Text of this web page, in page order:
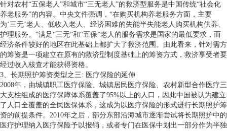
针对农村“五保老人”和城市“三无老人”的救济型服务是中国传统“社会化
养老服务”的内容。中央文件强调，“在购买机构养老服务方面，主要
为‘三无’老人、低收入老人、经济困难的失能半失能老人购买机构供养、
护理服务。”满足“三无”和“五保”老人的服务需求是国家的最低要求，而
经济条件较好的地区在此基础上都扩大了救济范围。由此看来，针对需方
的筹资是一项建立在原有的救济型制度基础上的筹资方式，救济享受者要
经过收入核查才能获得资格。
3、长期照护筹资类型之三: 医疗保险的延伸
2008年，由城镇职工医疗保险、城镇居民医疗保险、农村新型合作医疗三
大支柱组成的医疗保障体系覆盖了95%以上的人口，因此中国被认为建立
了人口全覆盖的全民医保体系，这成为以医疗保险的形式进行长期照护筹
资的前提条件。2010年之后，部分东部沿海城市逐渐尝试将长期照护中的
医疗护理纳入医疗保险予以报销，或者专门在医保中划出一部分作为半独